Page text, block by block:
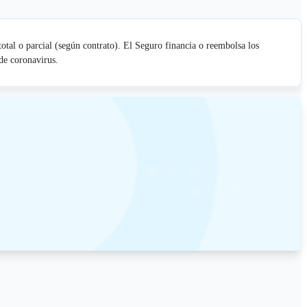
o parcial (según contrato). El Seguro financia o reembolsa los
coronavirus.